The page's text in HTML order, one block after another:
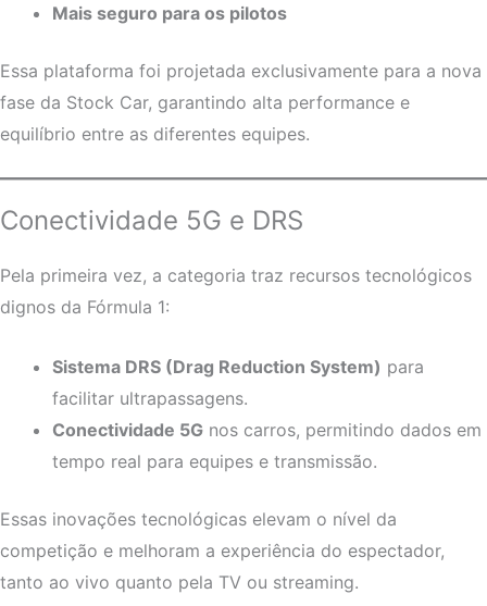
Mais seguro para os pilotos
Essa plataforma foi projetada exclusivamente para a nova
fase da Stock Car, garantindo alta performance e
equilíbrio entre as diferentes equipes.
Conectividade 5G e DRS
Pela primeira vez, a categoria traz recursos tecnológicos
dignos da Fórmula 1:
Sistema DRS (Drag Reduction System) para
facilitar ultrapassagens.
Conectividade 5G nos carros, permitindo dados em
tempo real para equipes e transmissão.
Essas inovações tecnológicas elevam o nível da
competição e melhoram a experiência do espectador,
tanto ao vivo quanto pela TV ou streaming.